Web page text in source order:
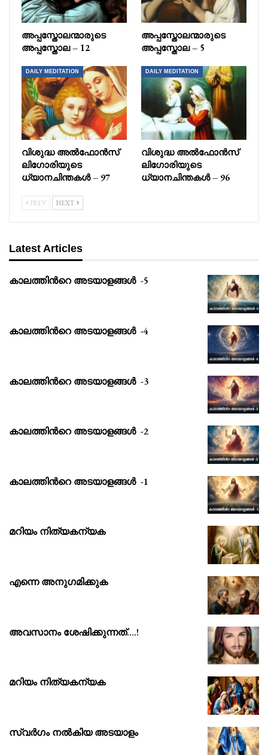
അപ്പസ്തോലന്മാരുടെ
അപ്പസ്തോല – 12
അപ്പസ്തോലന്മാരുടെ
അപ്പസ്തോല – 5
DAILY MEDITATION
വിശുദ്ധ അൽഫോൻസ്
ലിഗോരിയുടെ
ധ്യാനചിന്തകൾ – 97
DAILY MEDITATION
വിശുദ്ധ അൽഫോൻസ്
ലിഗോരിയുടെ
ധ്യാനചിന്തകൾ – 96
PREV NEXT
Latest Articles
കാലത്തിൻറെ അടയാളങ്ങൾ -5
കാലത്തിൻറെ അടയാളങ്ങൾ -4
കാലത്തിൻറെ അടയാളങ്ങൾ -3
കാലത്തിൻറെ അടയാളങ്ങൾ -2
കാലത്തിൻറെ അടയാളങ്ങൾ -1
മറിയം നിത്യകന്യക
എന്നെ അനുഗമിക്കുക
അവസാനം ശേഷിക്കുന്നത്….!
മറിയം നിത്യകന്യക
സ്വർഗം നൽകിയ അടയാളം